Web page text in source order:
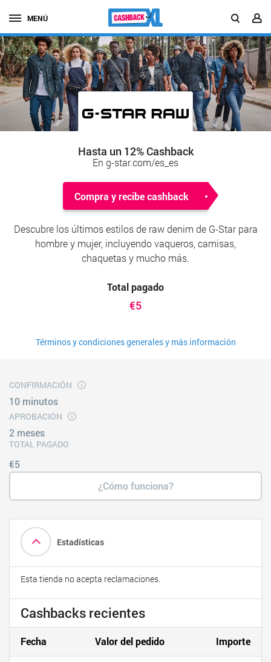
MENÚ
Hasta un 12% Cashback
En g-star.com/es_es
Compra y recibe cashback
Descubre los últimos estilos de raw denim de G-Star para
hombre y mujer, incluyendo vaqueros, camisas,
chaquetas y mucho más.
Total pagado
€5
Términos y condiciones generales y más información
CONFIRMACIÓN
10 minutos
APROBACIÓN
2 meses
TOTAL PAGADO
€5
¿Cómo funciona?
Estadísticas
Esta tienda no acepta reclamaciones.
Cashbacks recientes
Fecha Valor del pedido Importe